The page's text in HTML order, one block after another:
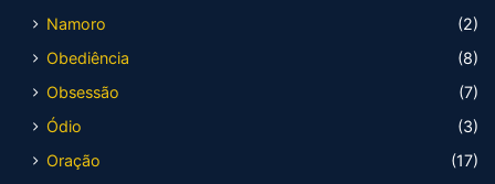
Namoro
(2)
Obediência
(8)
Obsessão
(7)
Ódio
(3)
Oração
(17)